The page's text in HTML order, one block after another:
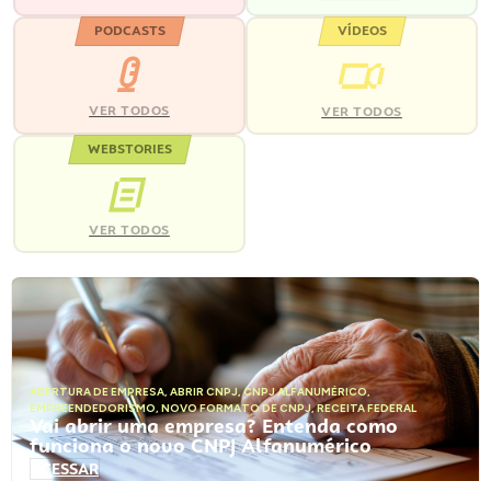
PODCASTS
VER TODOS
VÍDEOS
VER TODOS
WEBSTORIES
VER TODOS
ABERTURA DE EMPRESA, ABRIR CNPJ,CNPJ ALFANUMÉRICO,
EMPREENDEDORISMO, NOVO FORMATO DE CNPJ,RECEITA FEDERAL
Vai abrir uma empresa? Entenda como
funciona o novo CNPJ Alfanumérico
ACESSAR